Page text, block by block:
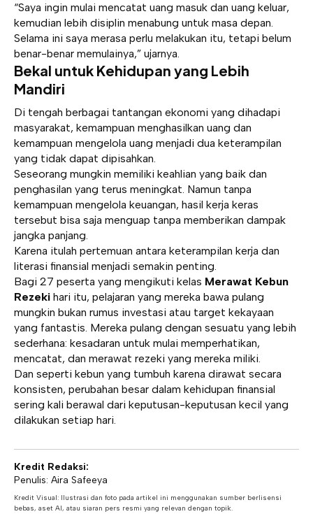
“Saya ingin mulai mencatat uang masuk dan uang keluar,
kemudian lebih disiplin menabung untuk masa depan.
Selama ini saya merasa perlu melakukan itu, tetapi belum
benar-benar memulainya,” ujarnya.
Bekal untuk Kehidupan yang Lebih
Mandiri
Di tengah berbagai tantangan ekonomi yang dihadapi
masyarakat, kemampuan menghasilkan uang dan
kemampuan mengelola uang menjadi dua keterampilan
yang tidak dapat dipisahkan.
Seseorang mungkin memiliki keahlian yang baik dan
penghasilan yang terus meningkat. Namun tanpa
kemampuan mengelola keuangan, hasil kerja keras
tersebut bisa saja menguap tanpa memberikan dampak
jangka panjang.
Karena itulah pertemuan antara keterampilan kerja dan
literasi finansial menjadi semakin penting.
Bagi 27 peserta yang mengikuti kelas Merawat Kebun
Rezeki hari itu, pelajaran yang mereka bawa pulang
mungkin bukan rumus investasi atau target kekayaan
yang fantastis. Mereka pulang dengan sesuatu yang lebih
sederhana: kesadaran untuk mulai memperhatikan,
mencatat, dan merawat rezeki yang mereka miliki.
Dan seperti kebun yang tumbuh karena dirawat secara
konsisten, perubahan besar dalam kehidupan finansial
sering kali berawal dari keputusan-keputusan kecil yang
dilakukan setiap hari.
Kredit Redaksi:
Penulis: Aira Safeeya
Kredit Visual: Ilustrasi dan foto pada artikel ini menggunakan sumber berlisensi
bebas, aset AI, atau siaran pers resmi yang relevan dengan topik.